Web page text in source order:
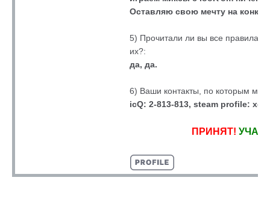
Оставляю свою мечту на
5) Прочитали ли вы все правила
их?:
да, да.
6) Ваши контакты, по которым мы
icQ: 2-813-813, steam profile:
ПРИНЯТ!